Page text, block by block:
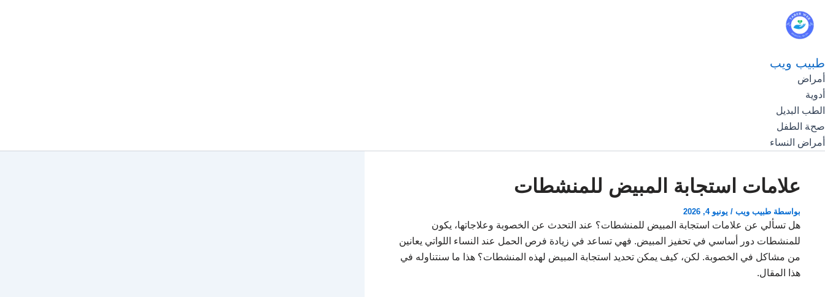
طبيب ويب
أمراض
أدوية
الطب البديل
صحة الطفل
أمراض النساء
علامات استجابة المبيض للمنشطات
بواسطة طبيب ويب / يونيو 4, 2026
هل تسألي عن علامات استجابة المبيض للمنشطات؟ عند التحدث عن الخصوبة وعلاجاتها، يكون
للمنشطات دور أساسي في تحفيز المبيض. فهي تساعد في زيادة فرص الحمل عند النساء اللواتي يعانين
من مشاكل في الخصوبة. لكن، كيف يمكن تحديد استجابة المبيض لهذه المنشطات؟ هذا ما سنتناوله في
هذا المقال.